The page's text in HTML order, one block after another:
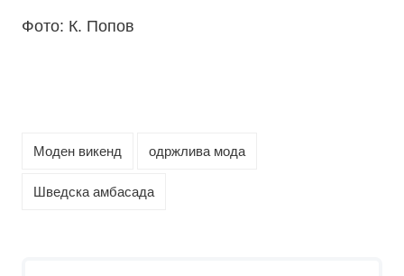
Фото: К. Попов
Моден викенд одржлива мода
Шведска амбасада